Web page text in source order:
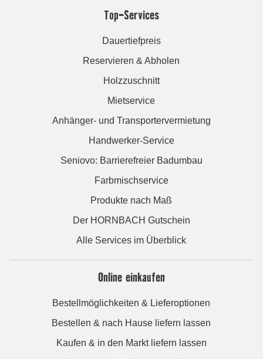
Top-Services
Dauertiefpreis
Reservieren & Abholen
Holzzuschnitt
Mietservice
Anhänger- und Transportervermietung
Handwerker-Service
Seniovo: Barrierefreier Badumbau
Farbmischservice
Produkte nach Maß
Der HORNBACH Gutschein
Alle Services im Überblick
Online einkaufen
Bestellmöglichkeiten & Lieferoptionen
Bestellen & nach Hause liefern lassen
Kaufen & in den Markt liefern lassen